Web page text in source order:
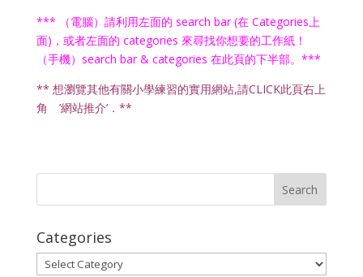
*** （電腦）請利用左面的 search bar (在 Categories上
面)，或者左面的 categories 來尋找你想要的工作紙！
（手機）search bar & categories 在此頁的下半部。***
** 想瀏覽其他有關小學練習的實用網站,請CLICK此頁右上
角 ’網站推介’．**
Categories
Categories